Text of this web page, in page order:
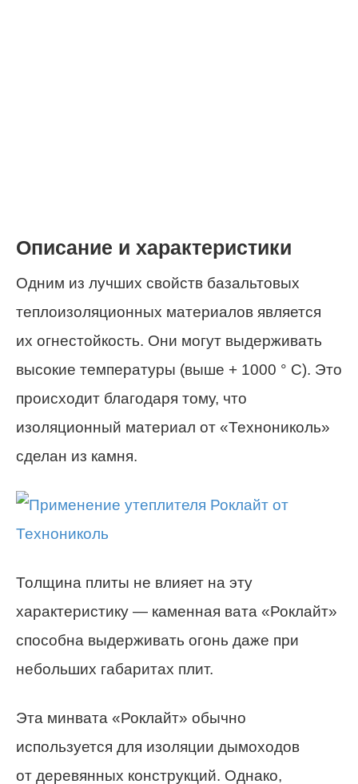
Описание и характеристики
Одним из лучших свойств базальтовых
теплоизоляционных материалов является
их огнестойкость. Они могут выдерживать
высокие температуры (выше + 1000 ° C). Это
происходит благодаря тому, что
изоляционный материал от «Технониколь»
сделан из камня.
Толщина плиты не влияет на эту
характеристику — каменная вата «Роклайт»
способна выдерживать огонь даже при
небольших габаритах плит.
Эта минвата «Роклайт» обычно
используется для изоляции дымоходов
от деревянных конструкций. Однако,